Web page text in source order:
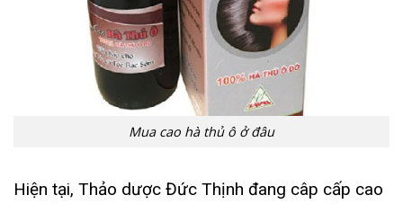
Mua cao hà thủ ô ở đâu
Hiện tại, Thảo dược Đức Thịnh đang câp cấp cao